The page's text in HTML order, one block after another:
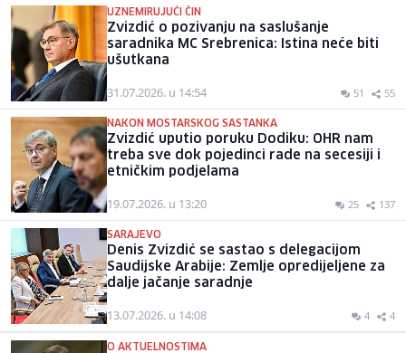
UZNEMIRUJUĆI ČIN
Zvizdić o pozivanju na saslušanje
saradnika MC Srebrenica: Istina neće biti
ušutkana
31.07.2026. u 14:54 51 55
NAKON MOSTARSKOG SASTANKA
Zvizdić uputio poruku Dodiku: OHR nam
treba sve dok pojedinci rade na secesiji i
etničkim podjelama
19.07.2026. u 13:20 25 137
SARAJEVO
Denis Zvizdić se sastao s delegacijom
Saudijske Arabije: Zemlje opredijeljene za
dalje jačanje saradnje
13.07.2026. u 14:08 4 4
O AKTUELNOSTIMA